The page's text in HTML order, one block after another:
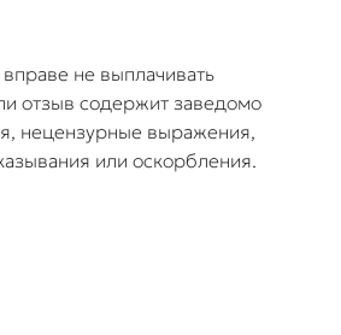
не выплачивать
отзыв содержит заведомо
нецензурные выражения,
или оскорбления.